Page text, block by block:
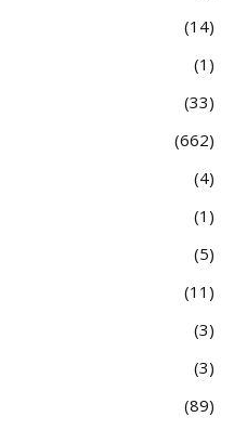
14
1
33
662
4
1
5
11
3
3
89